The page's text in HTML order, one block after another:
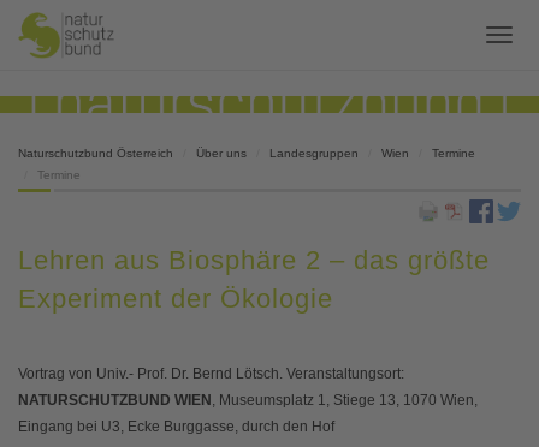
Naturschutzbund Österreich Über uns Landesgruppen Wien
Termine
Termine
Lehren aus Biosphäre 2 – das größte
Experiment der Ökologie
Vortrag von Univ.- Prof. Dr. Bernd Lötsch. Veranstaltungsort:
NATURSCHUTZBUND WIEN , Museumsplatz 1, Stiege 13, 1070 Wien,
Eingang bei U3, Ecke Burggasse, durch den Hof